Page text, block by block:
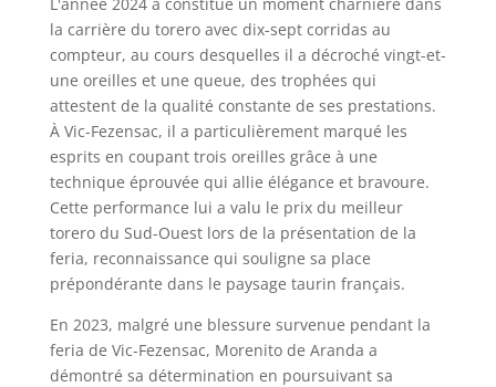
la carrière du torero avec dix-sept corridas au
compteur, au cours desquelles il a décroché vingt-et-
une oreilles et une queue, des trophées qui
attestent de la qualité constante de ses prestations.
À Vic-Fezensac, il a particulièrement marqué les
esprits en coupant trois oreilles grâce à une
technique éprouvée qui allie élégance et bravoure.
Cette performance lui a valu le prix du meilleur
torero du Sud-Ouest lors de la présentation de la
feria, reconnaissance qui souligne sa place
prépondérante dans le paysage taurin français.
En 2023, malgré une blessure survenue pendant la
feria de Vic-Fezensac, Morenito de Aranda a
démontré sa détermination en poursuivant sa